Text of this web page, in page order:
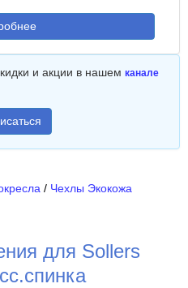
и акции в нашем канале
/ Чехлы Экокожа
для Sollers